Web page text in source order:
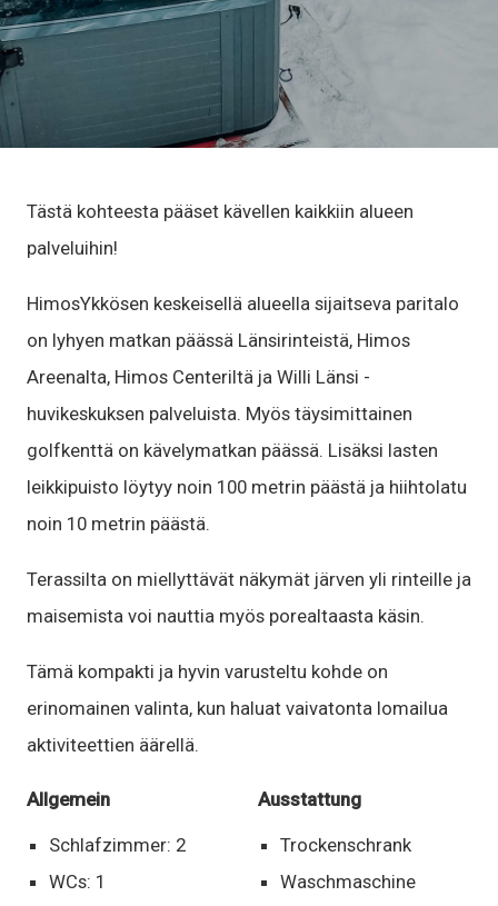
Tästä kohteesta pääset kävellen kaikkiin alueen
palveluihin!
HimosYkkösen keskeisellä alueella sijaitseva paritalo
on lyhyen matkan päässä Länsirinteistä, Himos
Areenalta, Himos Centeriltä ja Willi Länsi -
huvikeskuksen palveluista. Myös täysimittainen
golfkenttä on kävelymatkan päässä. Lisäksi lasten
leikkipuisto löytyy noin 100 metrin päästä ja hiihtolatu
noin 10 metrin päästä.
Terassilta on miellyttävät näkymät järven yli rinteille ja
maisemista voi nauttia myös porealtaasta käsin.
Tämä kompakti ja hyvin varusteltu kohde on
erinomainen valinta, kun haluat vaivatonta lomailua
aktiviteettien äärellä.
Allgemein
Schlafzimmer: 2
WCs: 1
Ausstattung
Trockenschrank
Waschmaschine